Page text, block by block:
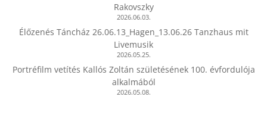
Rakovszky
2026.06.03.
Élőzenés Táncház 26.06.13_Hagen_13.06.26 Tanzhaus mit
Livemusik
2026.05.25.
Portréfilm vetítés Kallós Zoltán születésének 100. évfordulója
alkalmából
2026.05.08.